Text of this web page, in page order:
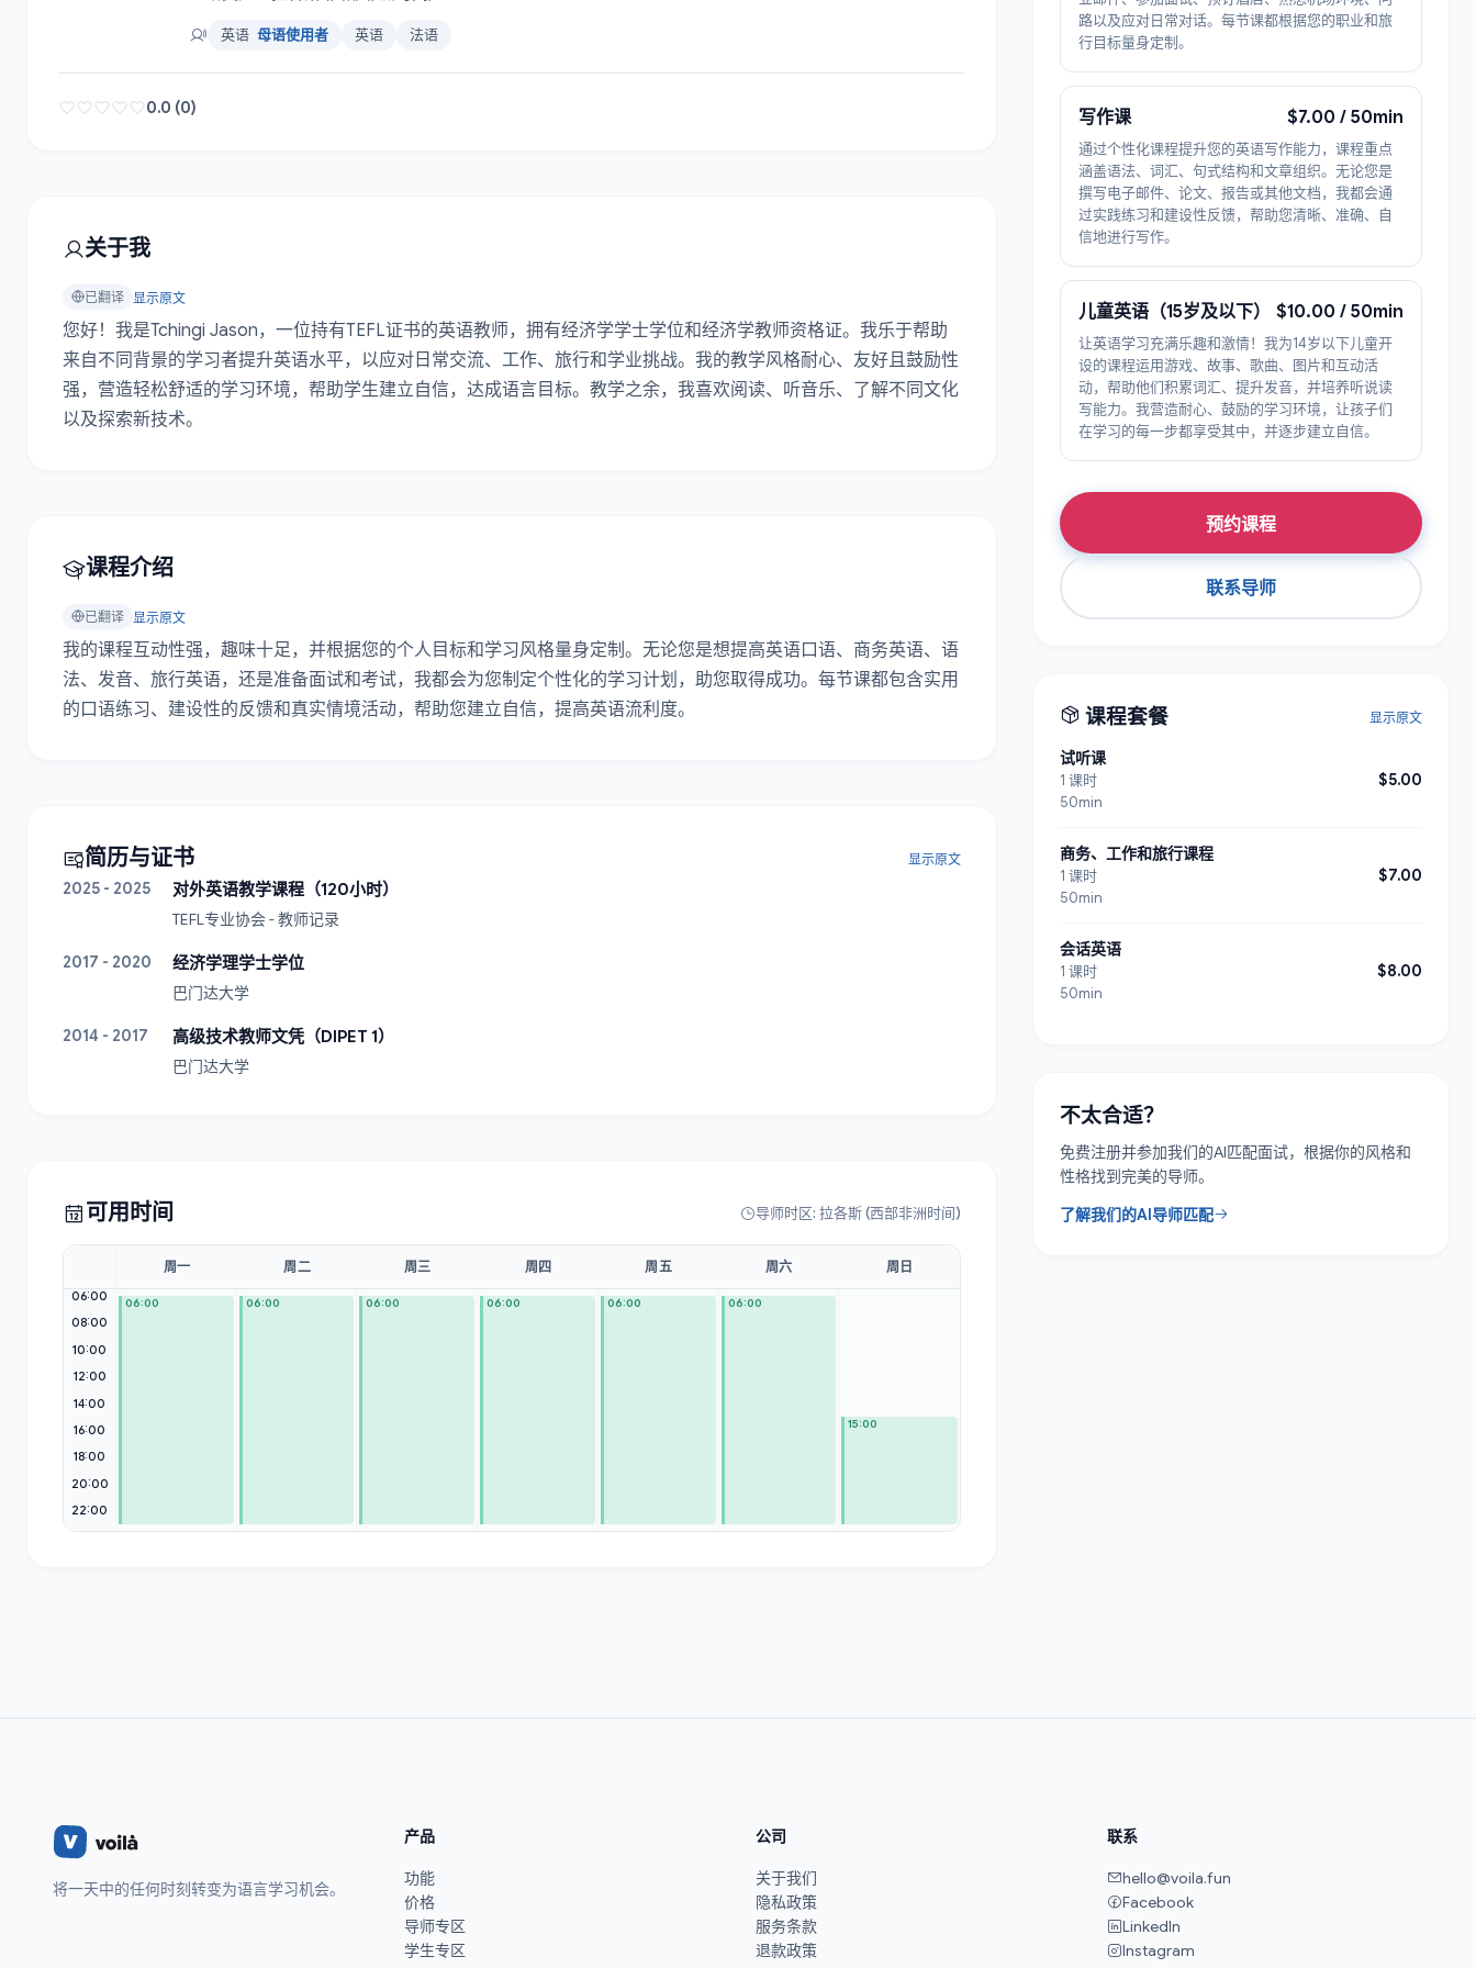
英语 母语使用者 英语 法语
0.0 (0)
关于我
已翻译 显示原文
您好！我是Tchingi Jason，一位持有TEFL证书的英语教师，拥有经济学学士学位和经济学教师资格证。我乐于帮助
来自不同背景的学习者提升英语水平，以应对日常交流、工作、旅行和学业挑战。我的教学风格耐心、友好且鼓励性
强，营造轻松舒适的学习环境，帮助学生建立自信，达成语言目标。教学之余，我喜欢阅读、听音乐、了解不同文化
以及探索新技术。
课程介绍
已翻译 显示原文
我的课程互动性强，趣味十足，并根据您的个人目标和学习风格量身定制。无论您是想提高英语口语、商务英语、语
法、发音、旅行英语，还是准备面试和考试，我都会为您制定个性化的学习计划，助您取得成功。每节课都包含实用
的口语练习、建设性的反馈和真实情境活动，帮助您建立自信，提高英语流利度。
简历与证书 显示原文
2025 - 2025
对外英语教学课程（120小时）
TEFL专业协会 - 教师记录
2017 - 2020
经济学理学士学位
巴门达大学
2014 - 2017
高级技术教师文凭（DIPET 1）
巴门达大学
可用时间 导师时区: 拉各斯 (西部非洲时间)
06:00
08:00
10:00
12:00
14:00
16:00
18:00
20:00
22:00
周一
06:00
周二
06:00
周三
06:00
周四
06:00
周五
06:00
周六
06:00
周日
15:00
路以及应对日常对话。每节课都根据您的职业和旅
行目标量身定制。
写作课 $7.00 / 50min
通过个性化课程提升您的英语写作能力，课程重点
涵盖语法、词汇、句式结构和文章组织。无论您是
撰写电子邮件、论文、报告或其他文档，我都会通
过实践练习和建设性反馈，帮助您清晰、准确、自
信地进行写作。
儿童英语（15岁及以下） $10.00 / 50min
让英语学习充满乐趣和激情！我为14岁以下儿童开
设的课程运用游戏、故事、歌曲、图片和互动活
动，帮助他们积累词汇、提升发音，并培养听说读
写能力。我营造耐心、鼓励的学习环境，让孩子们
在学习的每一步都享受其中，并逐步建立自信。
预约课程
联系导师
课程套餐 显示原文
试听课
1 课时
50min
$5.00
商务、工作和旅行课程
1 课时
50min
$7.00
会话英语
1 课时
50min
$8.00
不太合适？
免费注册并参加我们的AI匹配面试，根据你的风格和
性格找到完美的导师。
了解我们的AI导师匹配
将一天中的任何时刻转变为语言学习机会。
产品
功能
价格
导师专区
学生专区
公司
关于我们
隐私政策
服务条款
退款政策
联系
hello@voila.fun
Facebook
LinkedIn
Instagram